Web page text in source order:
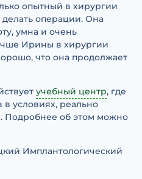
опытный в хирургии
делать операции. Она
умна и очень
Ирины в хирургии
что она продолжает
учебный центр, где
условиях, реально
Подробнее об этом можно
Имплантологический